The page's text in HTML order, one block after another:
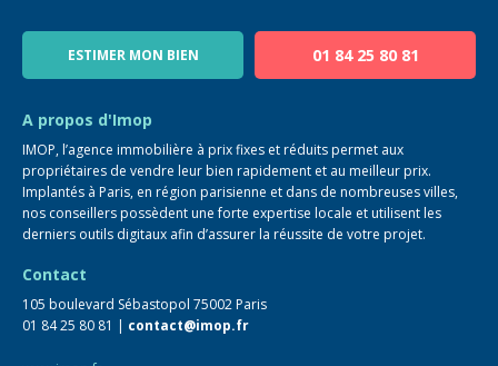
Blog
ESTIMER MON BIEN 01 84 25 80 81
A propos d'Imop
IMOP, l’agence immobilière à prix fixes et réduits permet aux
propriétaires de vendre leur bien rapidement et au meilleur prix.
Implantés à Paris, en région parisienne et dans de nombreuses villes,
nos conseillers possèdent une forte expertise locale et utilisent les
derniers outils digitaux afin d’assurer la réussite de votre projet.
Contact
105 boulevard Sébastopol 75002 Paris
01 84 25 80 81 | contact@imop.fr